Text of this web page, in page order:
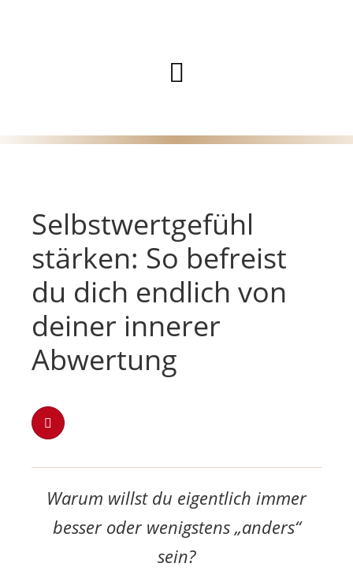
Hauptmenü
Selbstwertgefühl
stärken: So befreist
du dich endlich von
deiner innerer
Abwertung
Warum willst du eigentlich immer
besser oder wenigstens „anders“
sein?